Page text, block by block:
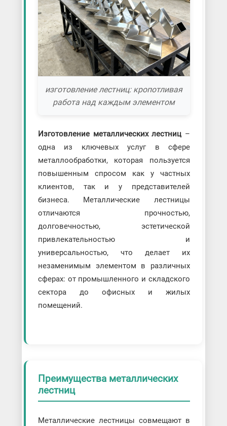
изготовление лестниц: кропотливая
работа над каждым элементом
Изготовление металлических лестниц –
одна из ключевых услуг в сфере
металлообработки, которая пользуется
повышенным спросом как у частных
клиентов, так и у представителей
бизнеса. Металлические лестницы
отличаются прочностью,
долговечностью, эстетической
привлекательностью и
универсальностью, что делает их
незаменимым элементом в различных
сферах: от промышленного и складского
сектора до офисных и жилых
помещений.
Преимущества металлических
лестниц
Металлические лестницы совмещают в